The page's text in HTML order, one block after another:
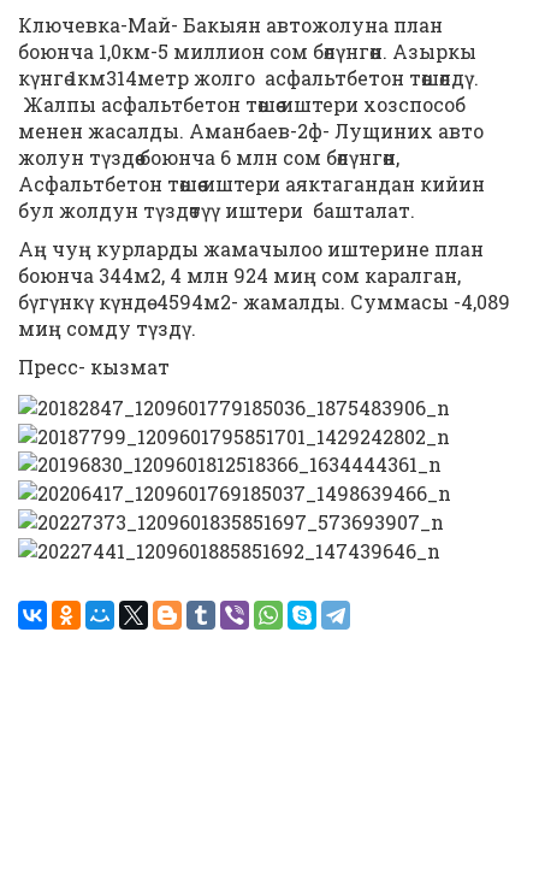
Ключевка-Май- Бакыян автожолуна план
боюнча 1,0км-5 миллион сом бѳлүнгѳн. Азыркы
күнгѳ 1км314метр жолго асфальтбетон тѳшѳлдү.
Жалпы асфальтбетон тѳшѳѳ иштери хозспособ
менен жасалды. Аманбаев-2ф- Лущиних авто
жолун түздѳѳ боюнча 6 млн сом бѳлүнгѳн,
Асфальтбетон тѳшѳѳ иштери аяктагандан кийин
бул жолдун түздѳтүү иштери башталат.
Аң чуң курларды жамачылоо иштерине план
боюнча 344м2, 4 млн 924 миң сом каралган,
бүгүнкү күндѳ 4594м2- жамалды. Суммасы -4,089
миң сомду түздү.
Пресс- кызмат